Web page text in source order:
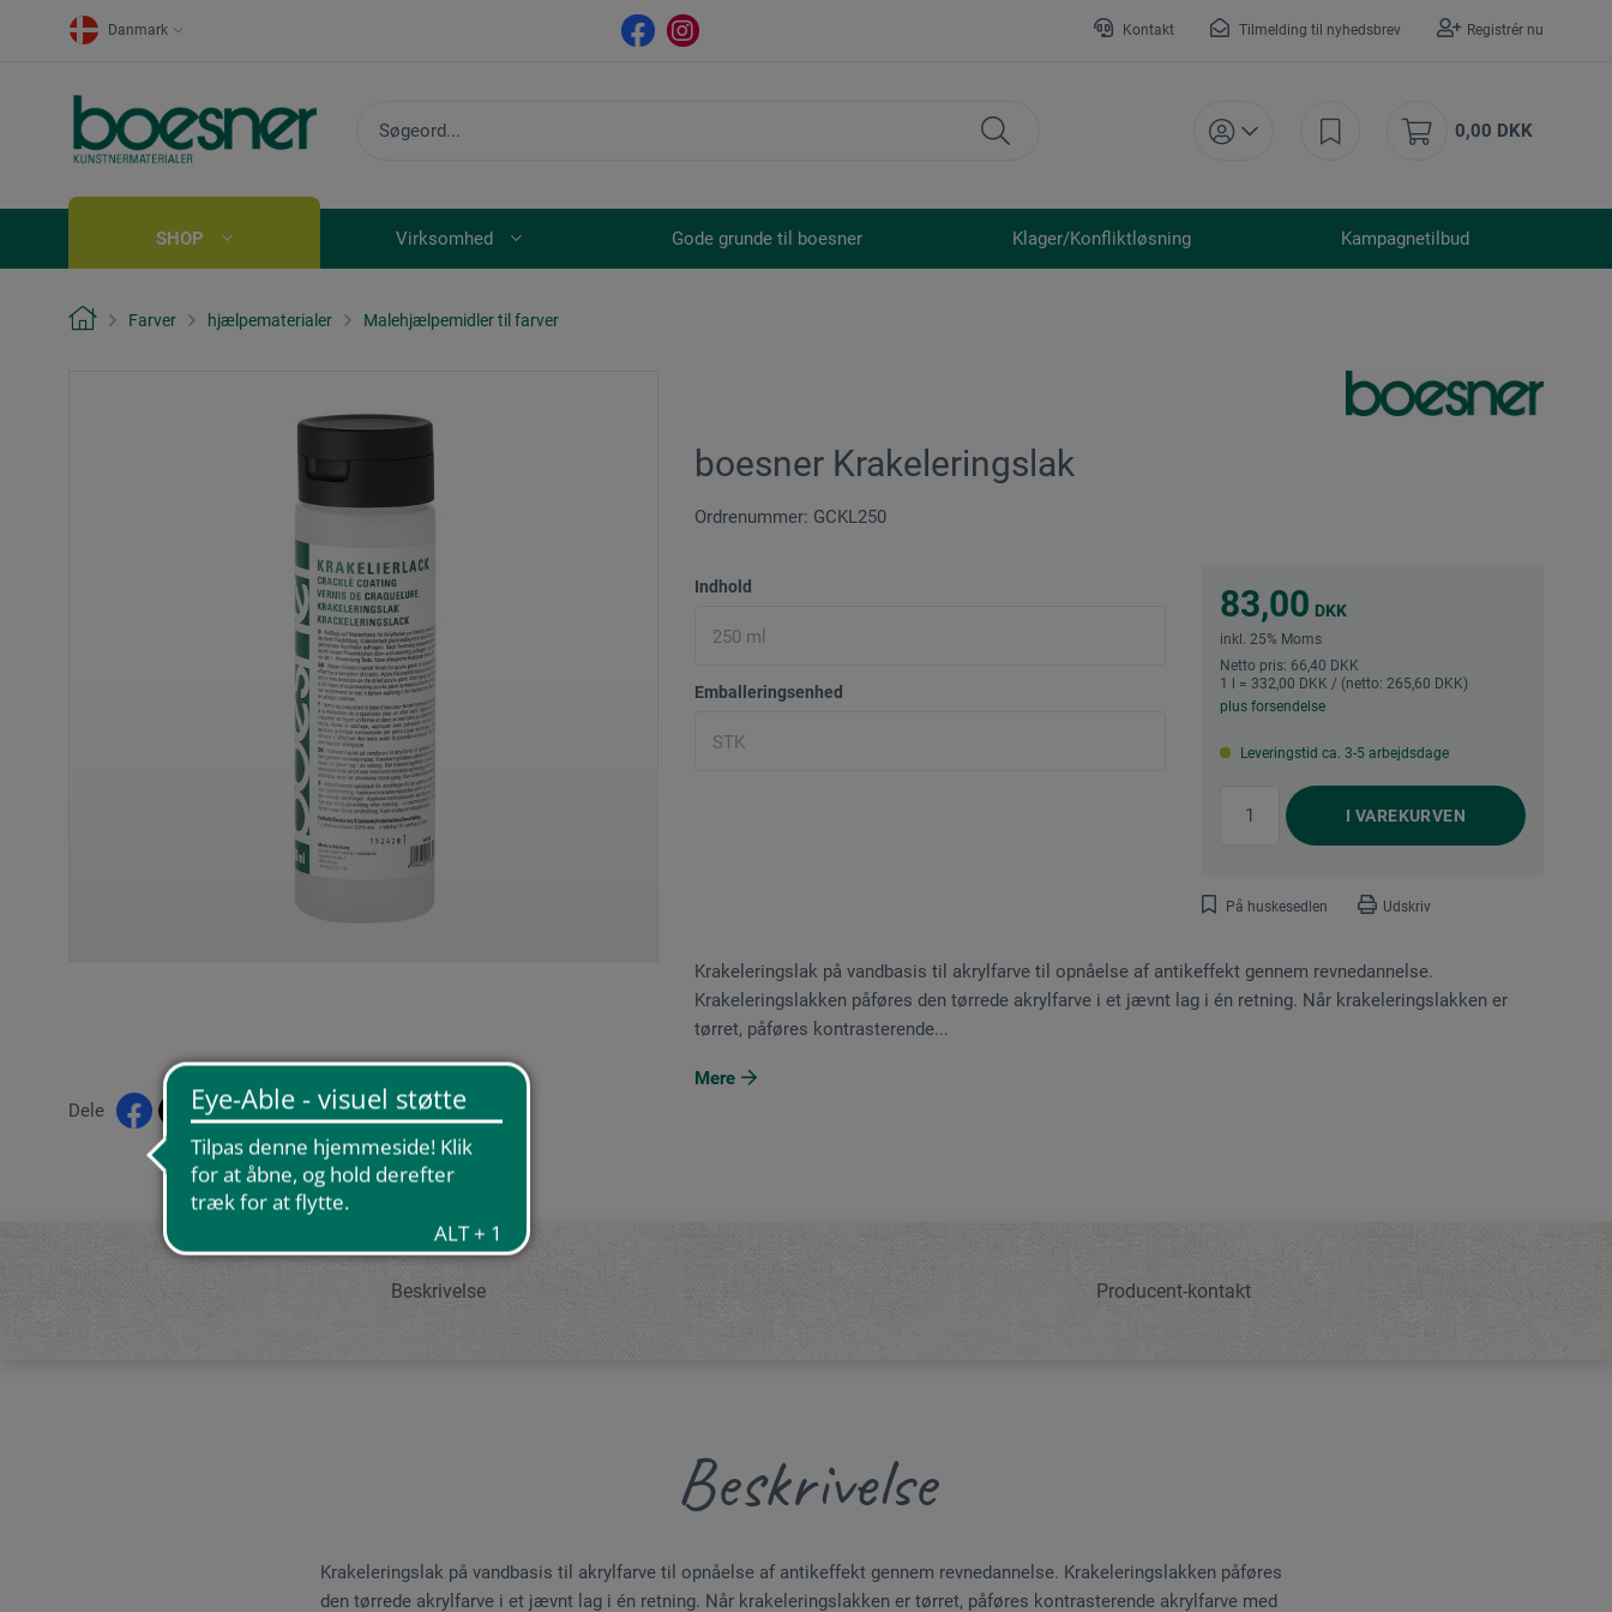
Danmark Kontakt Tilmelding til nyhedsbrev Registrér nu
0,00 DKK
SHOP Virksomhed Gode grunde til boesner Klager/Konfliktløsning Kampagnetilbud
Farver hjælpematerialer Malehjælpemidler til farver
boesner Krakeleringslak
Ordrenummer: GCKL250
Indhold
Emballeringsenhed
83,00 DKK
inkl. 25% Moms
Netto pris: 66,40 DKK
1 l = 332,00 DKK / (netto: 265,60 DKK)
plus forsendelse
Leveringstid ca. 3-5 arbejdsdage
I VAREKURVEN
På huskesedlen Udskriv
Dele
Krakeleringslak på vandbasis til akrylfarve til opnåelse af antikeffekt gennem revnedannelse.
Krakeleringslakken påføres den tørrede akrylfarve i et jævnt lag i én retning. Når krakeleringslakken er
tørret, påføres kontrasterende...
Mere
Beskrivelse Producent-kontakt
Beskrivelse
Krakeleringslak på vandbasis til akrylfarve til opnåelse af antikeffekt gennem revnedannelse. Krakeleringslakken påføres
den tørrede akrylfarve i et jævnt lag i én retning. Når krakeleringslakken er tørret, påføres kontrasterende akrylfarve med